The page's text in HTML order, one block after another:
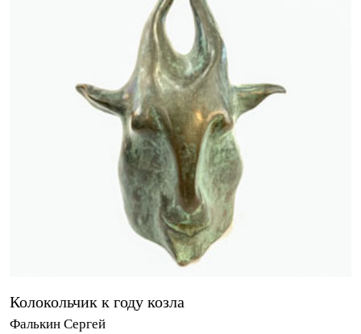
Колокольчик к году козла
Фалькин Сергей